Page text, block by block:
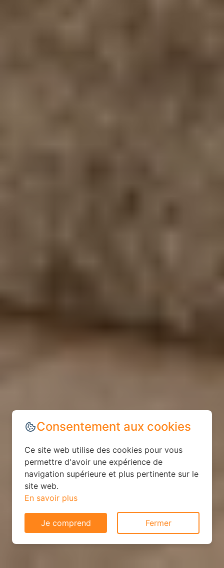
Consentement aux cookies
Ce site web utilise des cookies pour vous
permettre d'avoir une expérience de
navigation supérieure et plus pertinente sur le
site web.
En savoir plus
Je comprend Fermer